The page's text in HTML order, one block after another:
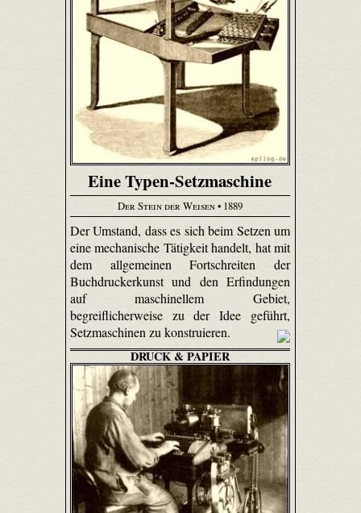
Eine Typen-Setzmaschine
Der Stein der Weisen• 1889
Der Umstand, dass es sich beim Setzen um
eine mechanische Tätigkeit handelt, hat mit
dem allgemeinen Fortschreiten der
Buchdruckerkunst und den Erfindungen
auf maschinellem Gebiet,
begreiflicherweise zu der Idee geführt,
Setzmaschinen zu konstruieren.
DRUCK & PAPIER